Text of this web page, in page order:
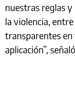
nuestras reglas
la violencia,
transparentes
aplicación”,